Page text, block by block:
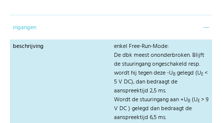
ingangen
beschrijving
enkel Free-Run-Mode:
De dbk meest ononderbroken. Blijft
de stuuringang ongeschakeld resp.
wordt hij tegen deze -UB gelegd (UE <
5 V DC), dan bedraagt de
aanspreektijd 2,5 ms.
Wordt de stuuringang aan +UB (UE > 9
V DC ) gelegd dan bedraagt de
aanspreektijd 6,5 ms.